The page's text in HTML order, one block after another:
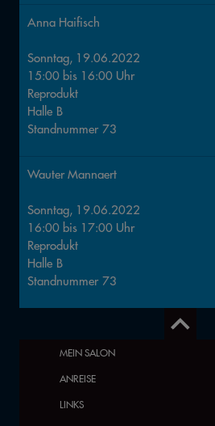
Anna Haifisch
Sonntag, 19.06.2022
15:00 bis 16:00 Uhr
Reprodukt
Halle B
Standnummer 73
Wauter Mannaert
Sonntag, 19.06.2022
16:00 bis 17:00 Uhr
Reprodukt
Halle B
Standnummer 73
MEIN SALON
ANREISE
LINKS